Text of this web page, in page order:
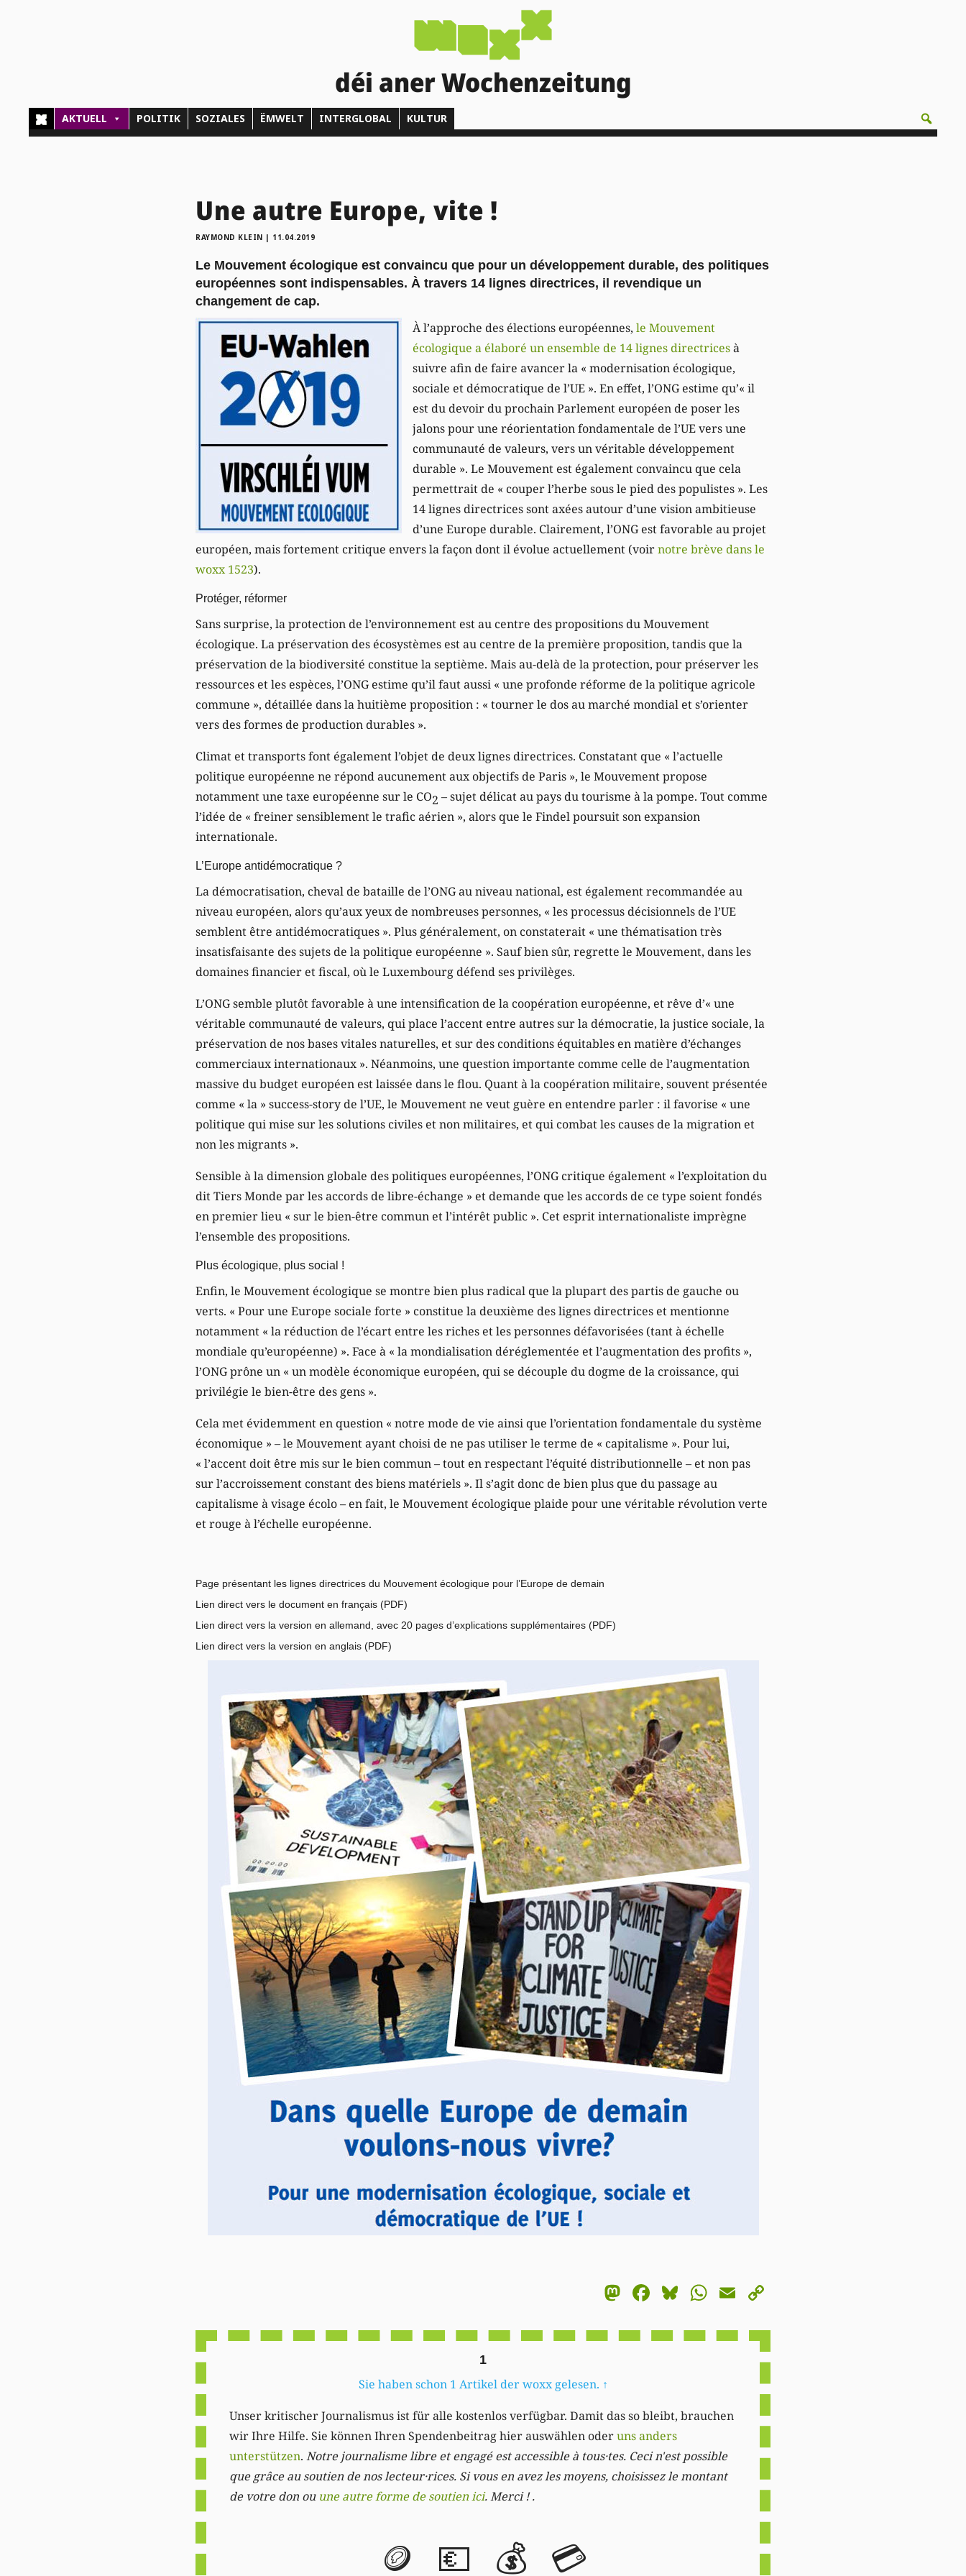
déi aner Wochenzeitung
AKTUELL POLITIK SOZIALES ËMWELT INTERGLOBAL KULTUR
Une autre Europe, vite !
RAYMOND KLEIN | 11.04.2019
Le Mouvement écologique est convaincu que pour un développement durable, des politiques
européennes sont indispensables. À travers 14 lignes directrices, il revendique un
changement de cap.
À l’approche des élections européennes, le Mouvement
écologique a élaboré un ensemble de 14 lignes directricesà
suivre afin de faire avancer la « modernisation écologique,
sociale et démocratique de l’UE ». En effet, l’ONG estime qu’« il
est du devoir du prochain Parlement européen de poser les
jalons pour une réorientation fondamentale de l’UE vers une
communauté de valeurs, vers un véritable développement
durable ». Le Mouvement est également convaincu que cela
permettrait de « couper l’herbe sous le pied des populistes ». Les
14 lignes directrices sont axées autour d’une vision ambitieuse
d’une Europe durable. Clairement, l’ONG est favorable au projet
européen, mais fortement critique envers la façon dont il évolue actuellement (voirnotre brève dans le
woxx 1523).
Protéger, réformer
Sans surprise, la protection de l’environnement est au centre des propositions du Mouvement
écologique. La préservation des écosystèmes est au centre de la première proposition, tandis que la
préservation de la biodiversité constitue la septième. Mais au-delà de la protection, pour préserver les
ressources et les espèces, l’ONG estime qu’il faut aussi « une profonde réforme de la politique agricole
commune », détaillée dans la huitième proposition : « tourner le dos au marché mondial et s’orienter
vers des formes de production durables ».
Climat et transports font également l’objet de deux lignes directrices. Constatant que « l’actuelle
politique européenne ne répond aucunement aux objectifs de Paris », le Mouvement propose
notamment une taxe européenne sur le CO2 – sujet délicat au pays du tourisme à la pompe. Tout comme
l’idée de « freiner sensiblement le trafic aérien », alors que le Findel poursuit son expansion
internationale.
L’Europe antidémocratique ?
La démocratisation, cheval de bataille de l’ONG au niveau national, est également recommandée au
niveau européen, alors qu’aux yeux de nombreuses personnes, « les processus décisionnels de l’UE
semblent être antidémocratiques ». Plus généralement, on constaterait « une thématisation très
insatisfaisante des sujets de la politique européenne ». Sauf bien sûr, regrette le Mouvement, dans les
domaines financier et fiscal, où le Luxembourg défend ses privilèges.
L’ONG semble plutôt favorable à une intensification de la coopération européenne, et rêve d’« une
véritable communauté de valeurs, qui place l’accent entre autres sur la démocratie, la justice sociale, la
préservation de nos bases vitales naturelles, et sur des conditions équitables en matière d’échanges
commerciaux internationaux ». Néanmoins, une question importante comme celle de l’augmentation
massive du budget européen est laissée dans le flou. Quant à la coopération militaire, souvent présentée
comme « la » success-story de l’UE, le Mouvement ne veut guère en entendre parler : il favorise « une
politique qui mise sur les solutions civiles et non militaires, et qui combat les causes de la migration et
non les migrants ».
Sensible à la dimension globale des politiques européennes, l’ONG critique également « l’exploitation du
dit Tiers Monde par les accords de libre-échange » et demande que les accords de ce type soient fondés
en premier lieu « sur le bien-être commun et l’intérêt public ». Cet esprit internationaliste imprègne
l’ensemble des propositions.
Plus écologique, plus social !
Enfin, le Mouvement écologique se montre bien plus radical que la plupart des partis de gauche ou
verts. « Pour une Europe sociale forte » constitue la deuxième des lignes directrices et mentionne
notamment « la réduction de l’écart entre les riches et les personnes défavorisées (tant à échelle
mondiale qu’européenne) ». Face à « la mondialisation déréglementée et l’augmentation des profits »,
l’ONG prône un « un modèle économique européen, qui se découple du dogme de la croissance, qui
privilégie le bien-être des gens ».
Cela met évidemment en question « notre mode de vie ainsi que l’orientation fondamentale du système
économique » – le Mouvement ayant choisi de ne pas utiliser le terme de « capitalisme ». Pour lui,
« l’accent doit être mis sur le bien commun – tout en respectant l’équité distributionnelle – et non pas
sur l’accroissement constant des biens matériels ». Il s’agit donc de bien plus que du passage au
capitalisme à visage écolo – en fait, le Mouvement écologique plaide pour une véritable révolution verte
et rouge à l’échelle européenne.
Page présentant les lignes directrices du Mouvement écologique pour l’Europe de demain
Lien direct vers le document en français (PDF)
Lien direct vers la version en allemand, avec 20 pages d’explications supplémentaires (PDF)
Lien direct vers la version en anglais (PDF)
Mastodon
Facebook
Bluesky
WhatsApp
Email
1
Sie haben schon 1 Artikel der woxx gelesen. ↑
Unser kritischer Journalismus ist für alle kostenlos verfügbar. Damit das so bleibt, brauchen
wir Ihre Hilfe. Sie können Ihren Spendenbeitrag hier auswählen oderuns anders
unterstützen. Notre journalisme libre et engagé est accessible à tous·tes. Ceci n'est possible
que grâce au soutien de nos lecteur·rices. Si vous en avez les moyens, choisissez le montant
de votre don ou une autre forme de soutien ici. Merci ! .
🪙 💶 💰 💳